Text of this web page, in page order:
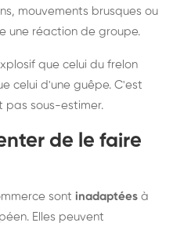
mouvements brusques ou
une réaction de groupe.
que celui du frelon
celui d'une guêpe. C'est
pas sous-estimer.
de le faire
sont inadaptées à
Elles peuvent